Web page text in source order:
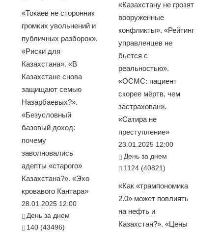
«Токаев не сторонник
громких увольнений и
публичных разборок».
«Риски для
Казахстана». «В
Казахстане снова
защищают семью
Назарбаевых?».
«Безусловный
базовый доход:
почему
заволновались
адепты «старого»
Казахстана?». «Эхо
кровавого Кантара»
28.01.2025 12:00
День за днем
140 (43496)
«Казахстану не грозят
вооруженные
конфликты». «Рейтинг
управленцев не
бьется с
реальностью».
«ОСМС: пациент
скорее мёртв, чем
застрахован».
«Сатира не
преступление»
23.01.2025 12:00
День за днем
1124 (40821)
«Как «трампономика
2.0» может повлиять
на нефть и
Казахстан?». «Цены